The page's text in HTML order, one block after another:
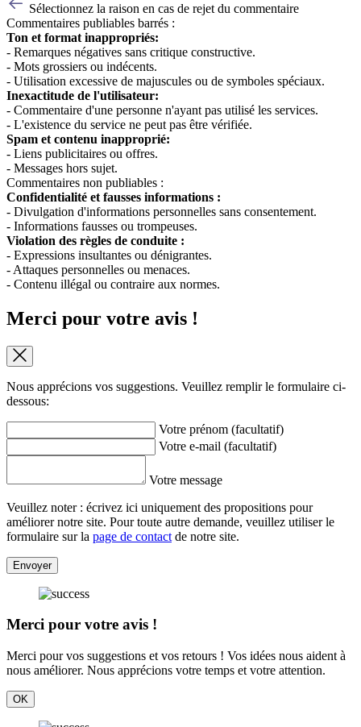
Sélectionnez la raison en cas de rejet du commentaire
Commentaires publiables barrés :
Ton et format inappropriés:
- Remarques négatives sans critique constructive.
- Mots grossiers ou indécents.
- Utilisation excessive de majuscules ou de symboles spéciaux.
Inexactitude de l'utilisateur:
- Commentaire d'une personne n'ayant pas utilisé les services.
- L'existence du service ne peut pas être vérifiée.
Spam et contenu inapproprié:
- Liens publicitaires ou offres.
- Messages hors sujet.
Commentaires non publiables :
Confidentialité et fausses informations :
- Divulgation d'informations personnelles sans consentement.
- Informations fausses ou trompeuses.
Violation des règles de conduite :
- Expressions insultantes ou dénigrantes.
- Attaques personnelles ou menaces.
- Contenu illégal ou contraire aux normes.
Merci pour votre avis !
Nous apprécions vos suggestions. Veuillez remplir le formulaire ci-
dessous:
Votre prénom (facultatif)
Votre e-mail (facultatif)
Votre message
Veuillez noter : écrivez ici uniquement des propositions pour
améliorer notre site. Pour toute autre demande, veuillez utiliser le
formulaire sur la page de contact de notre site.
Envoyer
Merci pour votre avis !
Merci pour vos suggestions et vos retours ! Vos idées nous aident à
nous améliorer. Nous apprécions votre temps et votre attention.
OK